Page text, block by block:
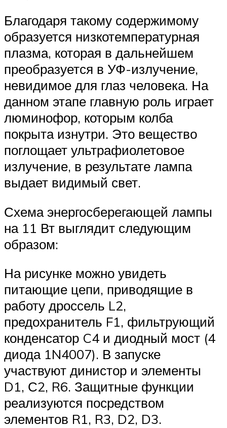
Благодаря такому содержимому
образуется низкотемпературная
плазма, которая в дальнейшем
преобразуется в УФ-излучение,
невидимое для глаз человека. На
данном этапе главную роль играет
люминофор, которым колба
покрыта изнутри. Это вещество
поглощает ультрафиолетовое
излучение, в результате лампа
выдает видимый свет.
Схема энергосберегающей лампы
на 11 Вт выглядит следующим
образом:
На рисунке можно увидеть
питающие цепи, приводящие в
работу дроссель L2,
предохранитель F1, фильтрующий
конденсатор C4 и диодный мост (4
диода 1N4007). В запуске
участвуют динистор и элементы
D1, С2, R6. Защитные функции
реализуются посредством
элементов R1, R3, D2, D3.